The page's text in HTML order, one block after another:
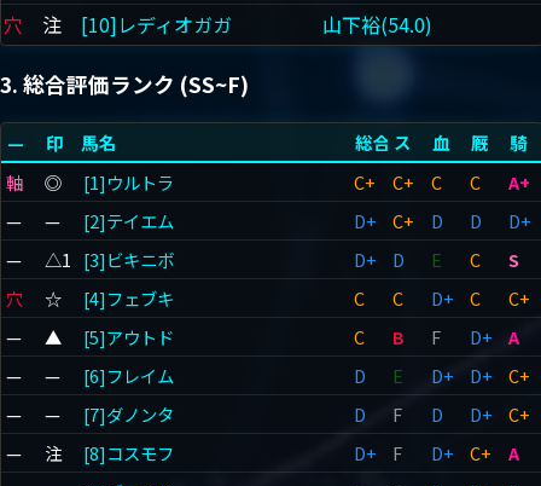
穴
注 [10]レディオガガ 山下裕(54.0)
3. 総合評価ランク (SS~F)
— 印 馬名 総合 ス 血 厩
騎
軸
◎ [1]ウルトラ C+ C+ C C
A+
—
— [2]テイエム D+ C+ D D
D+
—
△1 [3]ビキニボ D+ D E C
S
穴
☆ [4]フェブキ C C D+ C
C+
—
▲ [5]アウトド C B F D+
A
—
— [6]フレイム D E D+ D+
C+
—
— [7]ダノンタ D F D D+
C+
—
注 [8]コスモフ D+ F D+ C+
A